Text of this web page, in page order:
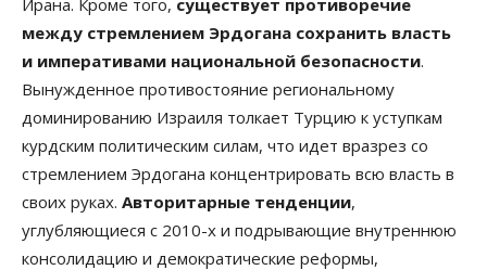
между стремлением Эрдогана сохранить власть
и императивами национальной безопасности.
Вынужденное противостояние региональному
доминированию Израиля толкает Турцию к уступкам
курдским политическим силам, что идет вразрез со
стремлением Эрдогана концентрировать всю власть в
своих руках. Авторитарные тенденции,
углубляющиеся с 2010-х и подрывающие внутреннюю
консолидацию и демократические реформы,